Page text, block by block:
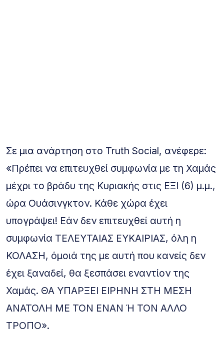
Σε μια ανάρτηση στο Truth Social, ανέφερε:
«Πρέπει να επιτευχθεί συμφωνία με τη Χαμάς
μέχρι το βράδυ της Κυριακής στις ΕΞΙ (6) μ.μ.,
ώρα Ουάσινγκτον. Κάθε χώρα έχει
υπογράψει! Εάν δεν επιτευχθεί αυτή η
συμφωνία ΤΕΛΕΥΤΑΙΑΣ ΕΥΚΑΙΡΙΑΣ, όλη η
ΚΟΛΑΣΗ, όμοιά της με αυτή που κανείς δεν
έχει ξαναδεί, θα ξεσπάσει εναντίον της
Χαμάς. ΘΑ ΥΠΑΡΞΕΙ ΕΙΡΗΝΗ ΣΤΗ ΜΕΣΗ
ΑΝΑΤΟΛΗ ΜΕ ΤΟΝ ΕΝΑΝ Ή ΤΟΝ ΑΛΛΟ
ΤΡΟΠΟ».